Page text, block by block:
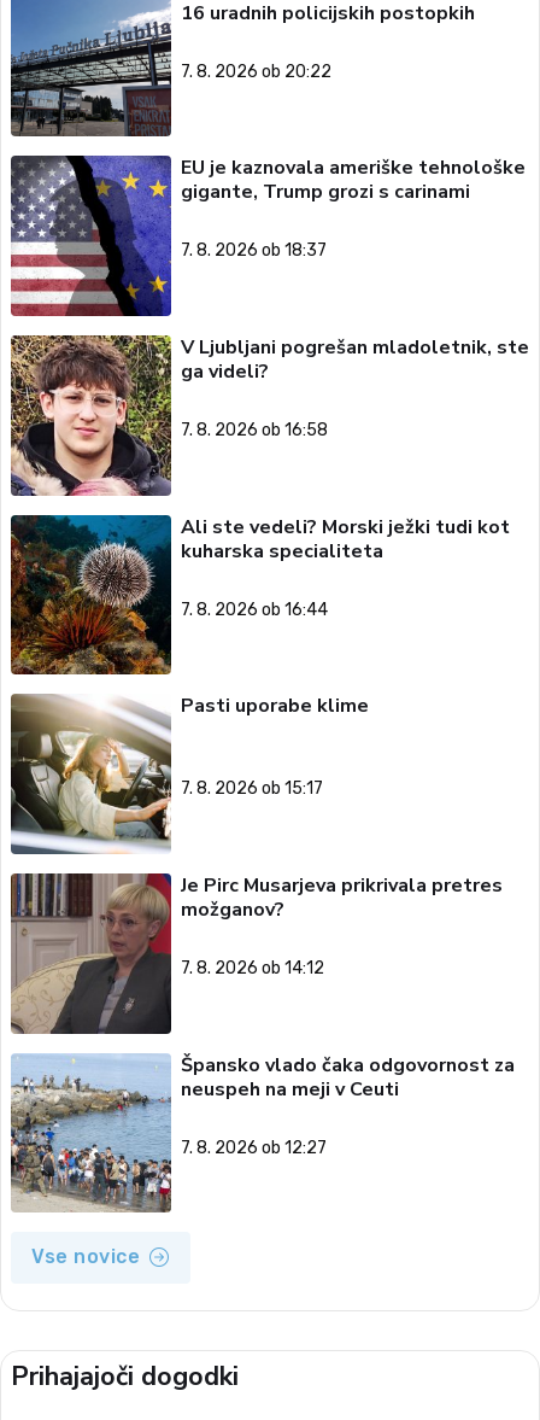
16 uradnih policijskih postopkih
7. 8. 2026 ob 20:22
EU je kaznovala ameriške tehnološke
gigante, Trump grozi s carinami
7. 8. 2026 ob 18:37
V Ljubljani pogrešan mladoletnik, ste
ga videli?
7. 8. 2026 ob 16:58
Ali ste vedeli? Morski ježki tudi kot
kuharska specialiteta
7. 8. 2026 ob 16:44
Pasti uporabe klime
7. 8. 2026 ob 15:17
Je Pirc Musarjeva prikrivala pretres
možganov?
7. 8. 2026 ob 14:12
Špansko vlado čaka odgovornost za
neuspeh na meji v Ceuti
7. 8. 2026 ob 12:27
Vse novice
Prihajajoči dogodki